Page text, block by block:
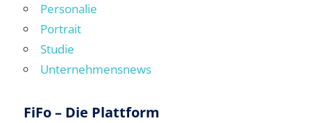
Personalie
Portrait
Studie
Unternehmensnews
FiFo – Die Plattform